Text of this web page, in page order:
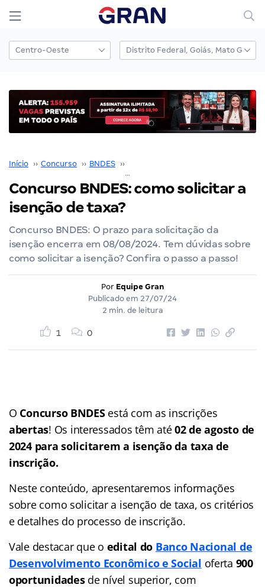
Início ›› Concurso ›› BNDES ››
Concurso BNDES: como solicitar a
isenção de taxa?
Concurso BNDES: O prazo para solicitação da
isenção encerra em 08/08/2024. Tem dúvidas sobre
como solicitar a isenção? Confira o passo a passo!
Por Equipe Gran
Publicado em 27/07/24
2 min. de leitura
1 0
O Concurso BNDESestá com as inscrições
abertas! Os interessados têm até02 de agosto de
2024 para solicitarem a isenção da taxa de
inscrição.
Neste conteúdo, apresentaremos informações
sobre como solicitar a isenção de taxa, os critérios
e detalhes do processo de inscrição.
Vale destacar que o edital do Banco Nacional de
Desenvolvimento Econômico e Social oferta 900
oportunidadesde nível superior, com